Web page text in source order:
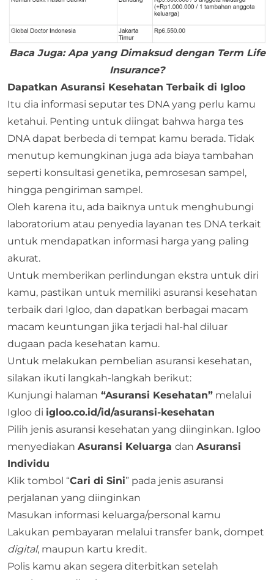
Baca Juga:Apa yang Dimaksud dengan Term Life
Insurance?
Dapatkan Asuransi Kesehatan Terbaik di Igloo
Itu dia informasi seputar tes DNA yang perlu kamu
ketahui. Penting untuk diingat bahwa harga tes
DNA dapat berbeda di tempat kamu berada. Tidak
menutup kemungkinan juga ada biaya tambahan
seperti konsultasi genetika, pemrosesan sampel,
hingga pengiriman sampel.
Oleh karena itu, ada baiknya untuk menghubungi
laboratorium atau penyedia layanan tes DNA terkait
untuk mendapatkan informasi harga yang paling
akurat.
Untuk memberikan perlindungan ekstra untuk diri
kamu, pastikan untuk memiliki asuransi kesehatan
terbaik dari Igloo, dan dapatkan berbagai macam
macam keuntungan jika terjadi hal-hal diluar
dugaan pada kesehatan kamu.
Untuk melakukan pembelian asuransi kesehatan,
silakan ikuti langkah-langkah berikut:
Kunjungi halaman “Asuransi Kesehatan” melalui
Igloo di igloo.co.id/id/asuransi-kesehatan
Pilih jenis asuransi kesehatan yang diinginkan. Igloo
menyediakan Asuransi Keluarga dan Asuransi
Individu
Klik tombol “Cari di Sini” pada jenis asuransi
perjalanan yang diinginkan
Masukan informasi keluarga/personal kamu
Lakukan pembayaran melalui transfer bank, dompet
digital, maupun kartu kredit.
Polis kamu akan segera diterbitkan setelah